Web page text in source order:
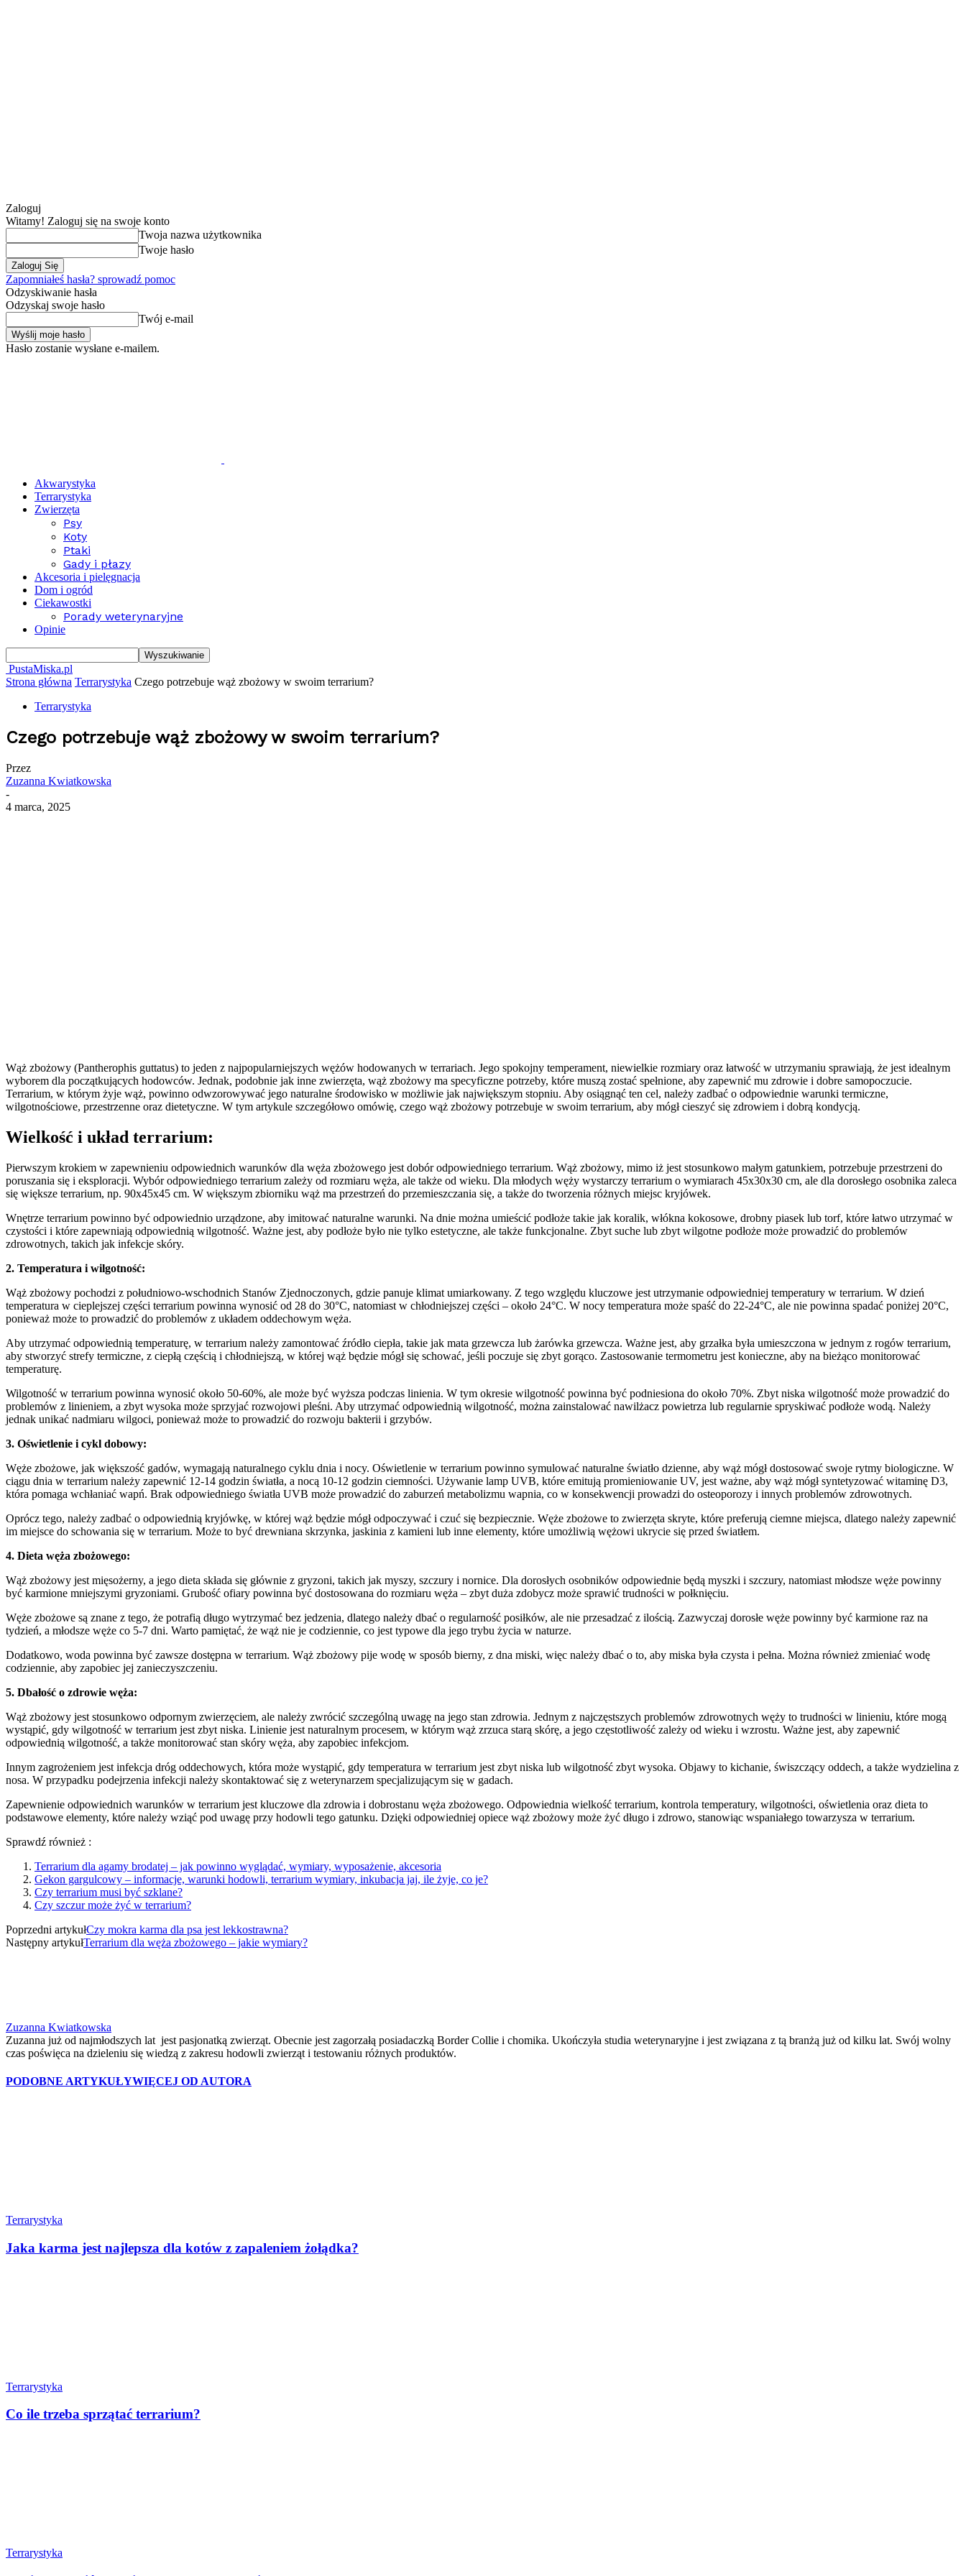
Zaloguj
Witamy! Zaloguj się na swoje konto
Twoja nazwa użytkownika
Twoje hasło
Zapomniałeś hasła? sprowadź pomoc
Odzyskiwanie hasła
Odzyskaj swoje hasło
Twój e-mail
Hasło zostanie wysłane e-mailem.
Akwarystyka
Terrarystyka
Zwierzęta
Psy
Koty
Ptaki
Gady i płazy
Akcesoria i pielęgnacja
Dom i ogród
Ciekawostki
Porady weterynaryjne
Opinie
PustaMiska.pl
Strona główna Terrarystyka Czego potrzebuje wąż zbożowy w swoim terrarium?
Terrarystyka
Czego potrzebuje wąż zbożowy w swoim terrarium?
Przez
Zuzanna Kwiatkowska
-
4 marca, 2025
Wąż zbożowy (Pantherophis guttatus) to jeden z najpopularniejszych wężów hodowanych w terrariach. Jego spokojny temperament, niewielkie rozmiary oraz łatwość w utrzymaniu sprawiają, że jest idealnym
wyborem dla początkujących hodowców. Jednak, podobnie jak inne zwierzęta, wąż zbożowy ma specyficzne potrzeby, które muszą zostać spełnione, aby zapewnić mu zdrowie i dobre samopoczucie.
Terrarium, w którym żyje wąż, powinno odwzorowywać jego naturalne środowisko w możliwie jak największym stopniu. Aby osiągnąć ten cel, należy zadbać o odpowiednie warunki termiczne,
wilgotnościowe, przestrzenne oraz dietetyczne. W tym artykule szczegółowo omówię, czego wąż zbożowy potrzebuje w swoim terrarium, aby mógł cieszyć się zdrowiem i dobrą kondycją.
Wielkość i układ terrarium:
Pierwszym krokiem w zapewnieniu odpowiednich warunków dla węża zbożowego jest dobór odpowiedniego terrarium. Wąż zbożowy, mimo iż jest stosunkowo małym gatunkiem, potrzebuje przestrzeni do
poruszania się i eksploracji. Wybór odpowiedniego terrarium zależy od rozmiaru węża, ale także od wieku. Dla młodych węży wystarczy terrarium o wymiarach 45x30x30 cm, ale dla dorosłego osobnika zaleca
się większe terrarium, np. 90x45x45 cm. W większym zbiorniku wąż ma przestrzeń do przemieszczania się, a także do tworzenia różnych miejsc kryjówek.
Wnętrze terrarium powinno być odpowiednio urządzone, aby imitować naturalne warunki. Na dnie można umieścić podłoże takie jak koralik, włókna kokosowe, drobny piasek lub torf, które łatwo utrzymać w
czystości i które zapewniają odpowiednią wilgotność. Ważne jest, aby podłoże było nie tylko estetyczne, ale także funkcjonalne. Zbyt suche lub zbyt wilgotne podłoże może prowadzić do problemów
zdrowotnych, takich jak infekcje skóry.
2. Temperatura i wilgotność:
Wąż zbożowy pochodzi z południowo-wschodnich Stanów Zjednoczonych, gdzie panuje klimat umiarkowany. Z tego względu kluczowe jest utrzymanie odpowiedniej temperatury w terrarium. W dzień
temperatura w cieplejszej części terrarium powinna wynosić od 28 do 30°C, natomiast w chłodniejszej części – około 24°C. W nocy temperatura może spaść do 22-24°C, ale nie powinna spadać poniżej 20°C,
ponieważ może to prowadzić do problemów z układem oddechowym węża.
Aby utrzymać odpowiednią temperaturę, w terrarium należy zamontować źródło ciepła, takie jak mata grzewcza lub żarówka grzewcza. Ważne jest, aby grzałka była umieszczona w jednym z rogów terrarium,
aby stworzyć strefy termiczne, z ciepłą częścią i chłodniejszą, w której wąż będzie mógł się schować, jeśli poczuje się zbyt gorąco. Zastosowanie termometru jest konieczne, aby na bieżąco monitorować
temperaturę.
Wilgotność w terrarium powinna wynosić około 50-60%, ale może być wyższa podczas linienia. W tym okresie wilgotność powinna być podniesiona do około 70%. Zbyt niska wilgotność może prowadzić do
problemów z linieniem, a zbyt wysoka może sprzyjać rozwojowi pleśni. Aby utrzymać odpowiednią wilgotność, można zainstalować nawilżacz powietrza lub regularnie spryskiwać podłoże wodą. Należy
jednak unikać nadmiaru wilgoci, ponieważ może to prowadzić do rozwoju bakterii i grzybów.
3. Oświetlenie i cykl dobowy:
Węże zbożowe, jak większość gadów, wymagają naturalnego cyklu dnia i nocy. Oświetlenie w terrarium powinno symulować naturalne światło dzienne, aby wąż mógł dostosować swoje rytmy biologiczne. W
ciągu dnia w terrarium należy zapewnić 12-14 godzin światła, a nocą 10-12 godzin ciemności. Używanie lamp UVB, które emitują promieniowanie UV, jest ważne, aby wąż mógł syntetyzować witaminę D3,
która pomaga wchłaniać wapń. Brak odpowiedniego światła UVB może prowadzić do zaburzeń metabolizmu wapnia, co w konsekwencji prowadzi do osteoporozy i innych problemów zdrowotnych.
Oprócz tego, należy zadbać o odpowiednią kryjówkę, w której wąż będzie mógł odpoczywać i czuć się bezpiecznie. Węże zbożowe to zwierzęta skryte, które preferują ciemne miejsca, dlatego należy zapewnić
im miejsce do schowania się w terrarium. Może to być drewniana skrzynka, jaskinia z kamieni lub inne elementy, które umożliwią wężowi ukrycie się przed światłem.
4. Dieta węża zbożowego:
Wąż zbożowy jest mięsożerny, a jego dieta składa się głównie z gryzoni, takich jak myszy, szczury i nornice. Dla dorosłych osobników odpowiednie będą myszki i szczury, natomiast młodsze węże powinny
być karmione mniejszymi gryzoniami. Grubość ofiary powinna być dostosowana do rozmiaru węża – zbyt duża zdobycz może sprawić trudności w połknięciu.
Węże zbożowe są znane z tego, że potrafią długo wytrzymać bez jedzenia, dlatego należy dbać o regularność posiłków, ale nie przesadzać z ilością. Zazwyczaj dorosłe węże powinny być karmione raz na
tydzień, a młodsze węże co 5-7 dni. Warto pamiętać, że wąż nie je codziennie, co jest typowe dla jego trybu życia w naturze.
Dodatkowo, woda powinna być zawsze dostępna w terrarium. Wąż zbożowy pije wodę w sposób bierny, z dna miski, więc należy dbać o to, aby miska była czysta i pełna. Można również zmieniać wodę
codziennie, aby zapobiec jej zanieczyszczeniu.
5. Dbałość o zdrowie węża:
Wąż zbożowy jest stosunkowo odpornym zwierzęciem, ale należy zwrócić szczególną uwagę na jego stan zdrowia. Jednym z najczęstszych problemów zdrowotnych węży to trudności w linieniu, które mogą
wystąpić, gdy wilgotność w terrarium jest zbyt niska. Linienie jest naturalnym procesem, w którym wąż zrzuca starą skórę, a jego częstotliwość zależy od wieku i wzrostu. Ważne jest, aby zapewnić
odpowiednią wilgotność, a także monitorować stan skóry węża, aby zapobiec infekcjom.
Innym zagrożeniem jest infekcja dróg oddechowych, która może wystąpić, gdy temperatura w terrarium jest zbyt niska lub wilgotność zbyt wysoka. Objawy to kichanie, świszczący oddech, a także wydzielina z
nosa. W przypadku podejrzenia infekcji należy skontaktować się z weterynarzem specjalizującym się w gadach.
Zapewnienie odpowiednich warunków w terrarium jest kluczowe dla zdrowia i dobrostanu węża zbożowego. Odpowiednia wielkość terrarium, kontrola temperatury, wilgotności, oświetlenia oraz dieta to
podstawowe elementy, które należy wziąć pod uwagę przy hodowli tego gatunku. Dzięki odpowiedniej opiece wąż zbożowy może żyć długo i zdrowo, stanowiąc wspaniałego towarzysza w terrarium.
Sprawdź również :
Terrarium dla agamy brodatej – jak powinno wyglądać, wymiary, wyposażenie, akcesoria
Gekon gargulcowy – informacje, warunki hodowli, terrarium wymiary, inkubacja jaj, ile żyje, co je?
Czy terrarium musi być szklane?
Czy szczur może żyć w terrarium?
Poprzedni artykułCzy mokra karma dla psa jest lekkostrawna?
Następny artykułTerrarium dla węża zbożowego – jakie wymiary?
Zuzanna Kwiatkowska
Zuzanna już od najmłodszych lat jest pasjonatką zwierząt. Obecnie jest zagorzałą posiadaczką Border Collie i chomika. Ukończyła studia weterynaryjne i jest związana z tą branżą już od kilku lat. Swój wolny
czas poświęca na dzieleniu się wiedzą z zakresu hodowli zwierząt i testowaniu różnych produktów.
PODOBNE ARTYKUŁYWIĘCEJ OD AUTORA
Terrarystyka
Jaka karma jest najlepsza dla kotów z zapaleniem żołądka?
Terrarystyka
Co ile trzeba sprzątać terrarium?
Terrarystyka